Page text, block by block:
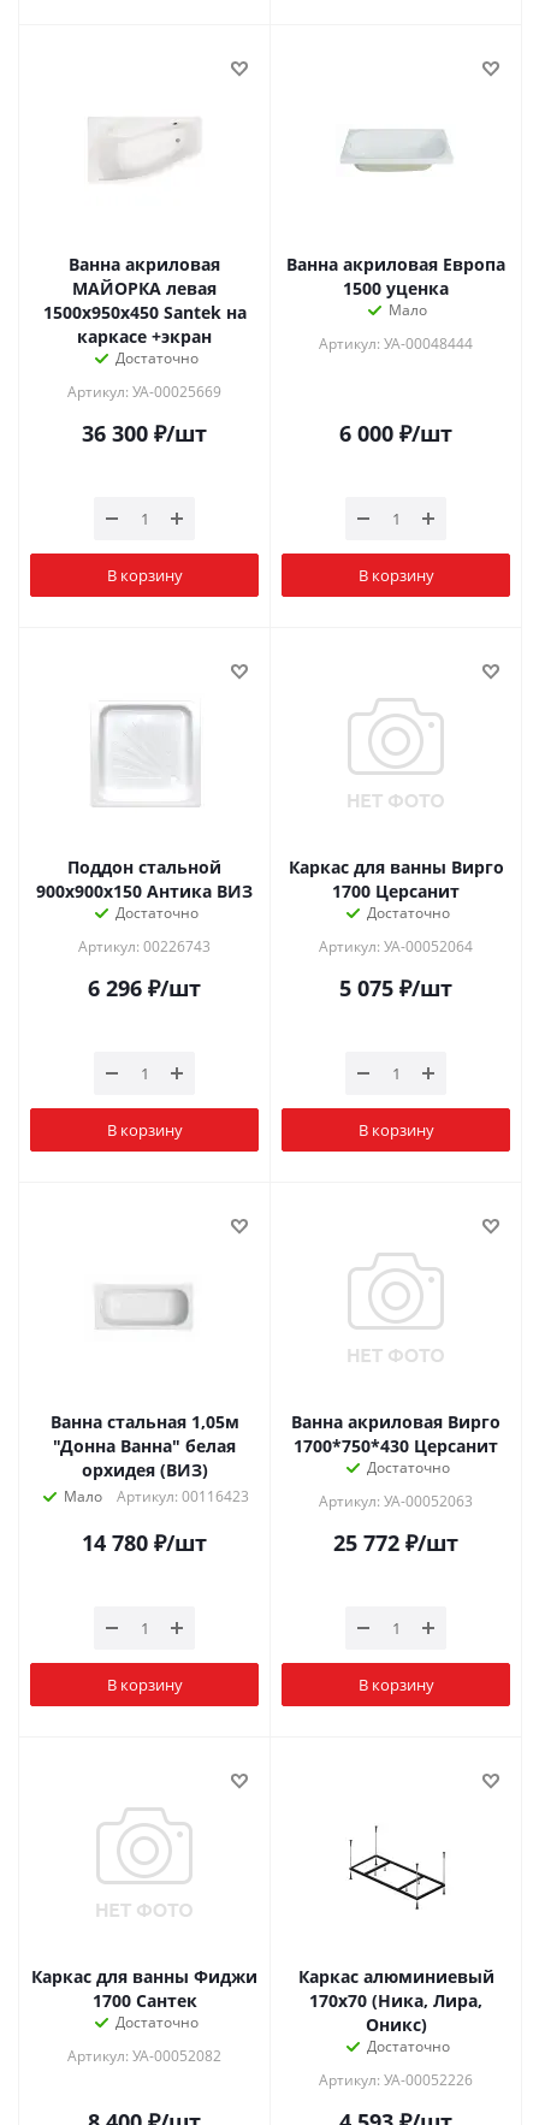
Ванна акриловая
МАЙОРКА левая
1500х950х450 Santek на
каркасе +экран
Достаточно
Артикул: УА-00025669
36 300 ₽/шт
В корзину
Ванна акриловая Европа
1500 уценка
Мало
Артикул: УА-00048444
6 000 ₽/шт
В корзину
Поддон стальной
900х900х150 Антика ВИЗ
Достаточно
Артикул: 00226743
6 296 ₽/шт
В корзину
Каркас для ванны Вирго
1700 Церсанит
Достаточно
Артикул: УА-00052064
5 075 ₽/шт
В корзину
Ванна стальная 1,05м
"Донна Ванна" белая
орхидея (ВИЗ)
Мало Артикул: 00116423
14 780 ₽/шт
В корзину
Ванна акриловая Вирго
1700*750*430 Церсанит
Достаточно
Артикул: УА-00052063
25 772 ₽/шт
В корзину
Каркас для ванны Фиджи
1700 Сантек
Достаточно
Артикул: УА-00052082
Каркас алюминиевый
170х70 (Ника, Лира,
Оникс)
Достаточно
Артикул: УА-00052226